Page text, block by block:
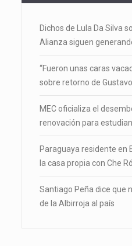
Dichos de Lula Da Silva
Alianza siguen
“Fueron unas caras
sobre retorno de
MEC oficializa el
renovación para
Paraguaya residente en
la casa propia con Che
Santiago Peña dice que
de la Albirroja al país